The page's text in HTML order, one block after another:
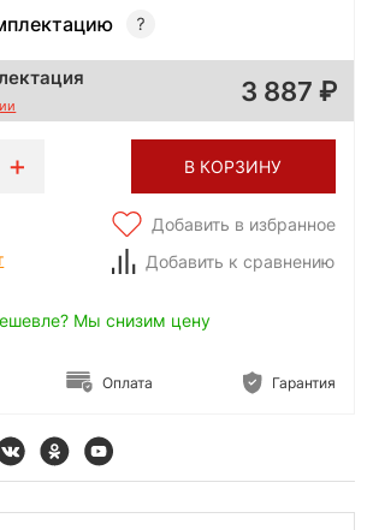
3 887
В КОРЗИНУ
Добавить в избранное
Добавить к сравнению
Мы снизим цену
Оплата Гарантия